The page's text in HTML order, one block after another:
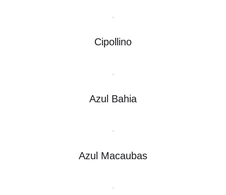
Cipollino
Azul Bahia
Azul Macaubas